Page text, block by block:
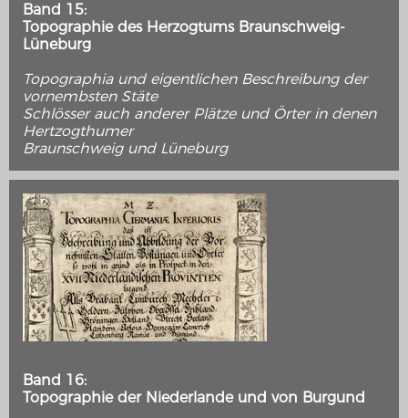
Band 15:
Topographie des Herzogtums Braunschweig-
Lüneburg
Topographia und eigentlichen Beschreibung der
vornembsten Stäte
Schlösser auch anderer Plätze und Örter in denen
Hertzogthumer
Braunschweig und Lüneburg
Band 16:
Topographie der Niederlande und von Burgund